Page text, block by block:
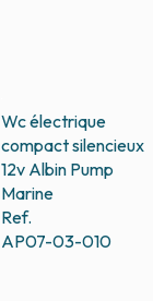
Wc électrique
compact silencieux
12v Albin Pump
Marine
Ref.
AP07-03-010